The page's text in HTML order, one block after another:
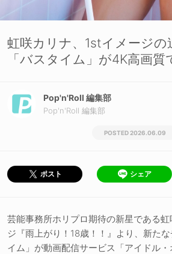
虹咲カリナ、1stイメージの
「バスタイム」が4K高画質
Pop'n'Roll 編集部
Pop'n'Roll 編集部
2026.06.09
ポスト シェア
芸能事務所ホリプロ期待の新星である
ジ『雨上がり！18歳！！』より、新た
イム」が動画配信サービス「アイドル